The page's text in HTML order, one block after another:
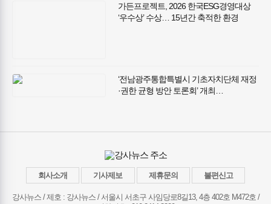
가든프로젝트, 2026 한국ESG경영대상
‘우수상’ 수상… 15년간 축적한 환경
‘전남광주통합특별시 기초자치단체 재정
·권한 균형 방안 토론회’ 개최…
회사소개 기사제보 제휴문의 불편신고
강사뉴스 / 제호 : 강사뉴스 /서울시 서초구 사임당로8길13, 4층 402호 M472호 /